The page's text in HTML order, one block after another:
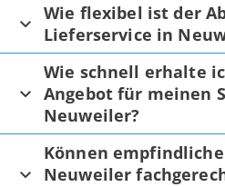
Wie flexibel ist der
Lieferservice in
Wie schnell erhalte
Angebot für meinen
Neuweiler?
Können
Neuweiler